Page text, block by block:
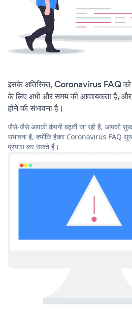
इसके अतिरिक्त, Coronavirus FAQ
के लिए अभी और समय की आवश्यकता है, और
होने की संभावना है।
जैसे-जैसे आपकी कंपनी बढ़ती जा रही है, आपको
संभावना है, क्योंकि हैकर Coronavirus FAQ
प्रयास कर सकते हैं।